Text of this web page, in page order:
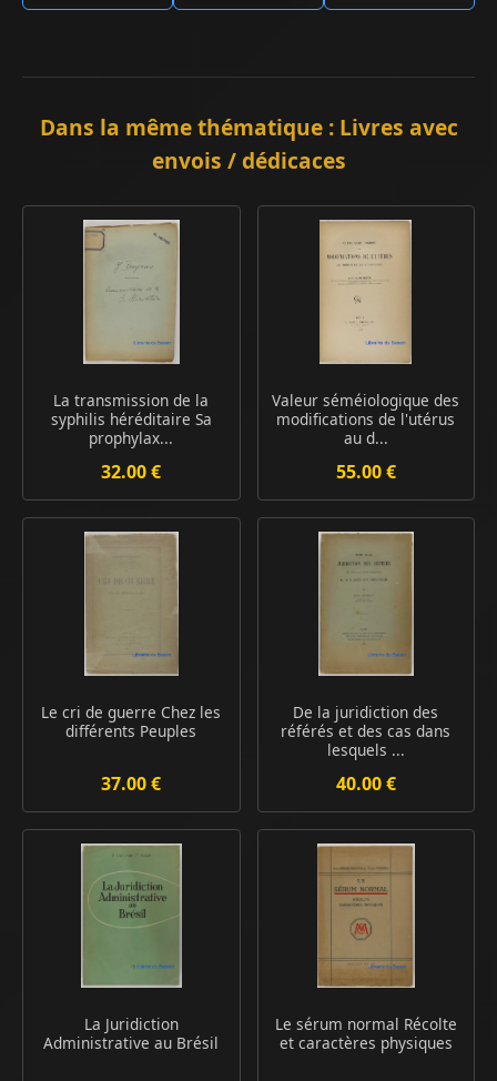
Dans la même thématique : Livres avec
envois / dédicaces
La transmission de la
syphilis héréditaire Sa
prophylax...
32.00 €
Valeur séméiologique des
modifications de l'utérus
au d...
55.00 €
Le cri de guerre Chez les
différents Peuples
37.00 €
De la juridiction des
référés et des cas dans
lesquels ...
40.00 €
La Juridiction
Administrative au Brésil
Le sérum normal Récolte
et caractères physiques